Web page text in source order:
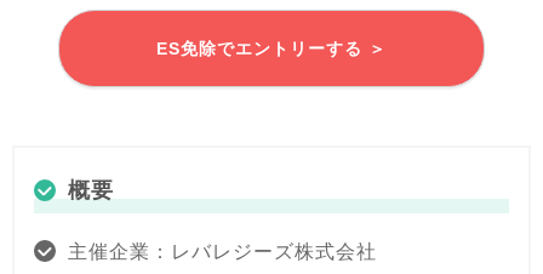
ES免除でエントリーする ＞
概要
主催企業：レバレジーズ株式会社